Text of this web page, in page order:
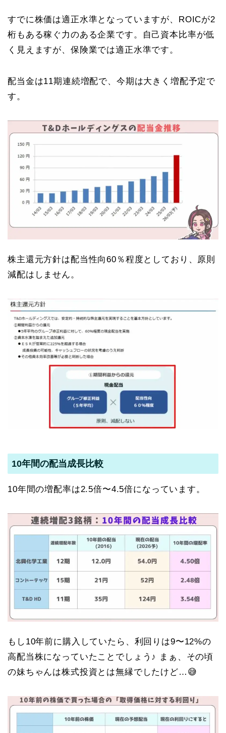
すでに株価は適正水準となっていますが、ROICが2
桁もある稼ぐ力のある企業です。自己資本比率が低
く見えますが、保険業では適正水準です。
配当金は11期連続増配で、今期は大きく増配予定で
す。
株主還元方針は配当性向60％程度としており、原則
減配はしません。
10年間の配当成長比較
10年間の増配率は2.5倍〜4.5倍になっています。
もし10年前に購入していたら、利回りは9〜12%の
高配当株になっていたことでしょう♪ まぁ、その頃
の妹ちゃんは株式投資とは無縁でしたけど…😅